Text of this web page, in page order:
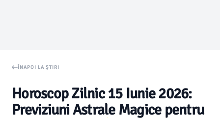
ÎNAPOI LA ȘTIRI
Horoscop Zilnic 15 Iunie 2026:
Previziuni Astrale Magice pentru